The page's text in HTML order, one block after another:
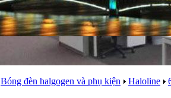
Bóng đèn halgogen và phụ kiện Haloline